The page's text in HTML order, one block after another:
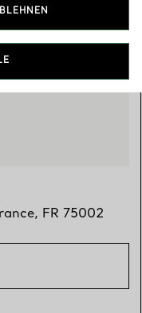
uns
FR 75002